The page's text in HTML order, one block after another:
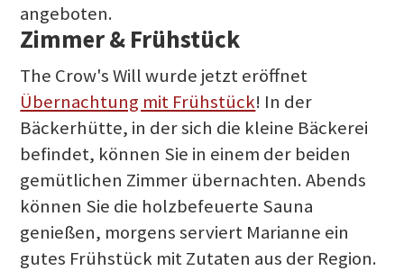
angeboten.
Zimmer & Frühstück
The Crow's Will wurde jetzt eröffnet
Übernachtung mit Frühstück! In der
Bäckerhütte, in der sich die kleine Bäckerei
befindet, können Sie in einem der beiden
gemütlichen Zimmer übernachten. Abends
können Sie die holzbefeuerte Sauna
genießen, morgens serviert Marianne ein
gutes Frühstück mit Zutaten aus der Region.